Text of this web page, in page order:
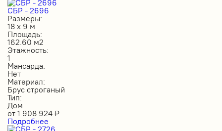
СБР - 2696
Размеры:
18 х 9 м
Площадь:
162.60 м2
Этажность:
1
Мансарда:
Нет
Материал:
Брус строганый
Тип:
Дом
от 1 908 924 ₽
Подробнее